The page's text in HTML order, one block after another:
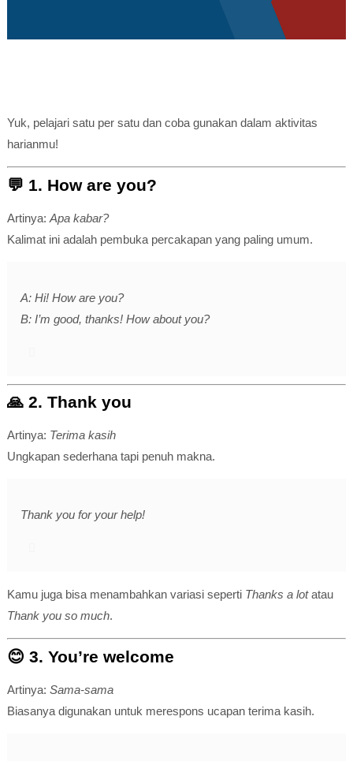
Yuk, pelajari satu per satu dan coba gunakan dalam aktivitas
harianmu!
💬 1. How are you?
Artinya: Apa kabar?
Kalimat ini adalah pembuka percakapan yang paling umum.
A: Hi! How are you?
B: I’m good, thanks! How about you?
🙏 2. Thank you
Artinya: Terima kasih
Ungkapan sederhana tapi penuh makna.
Thank you for your help!
Kamu juga bisa menambahkan variasi seperti Thanks a lotatau
Thank you so much.
😊 3. You’re welcome
Artinya: Sama-sama
Biasanya digunakan untuk merespons ucapan terima kasih.